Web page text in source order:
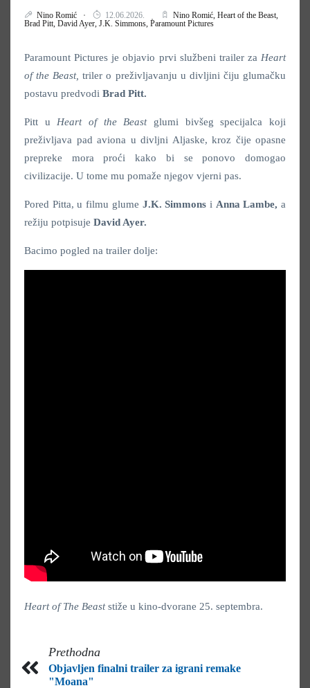
Nino Romić 12.06.2026. Nino Romić, Heart of the Beast,
Brad Pitt, David Ayer, J.K. Simmons, Paramount Pictures
Paramount Pictures je objavio prvi službeni trailer za Heart
of the Beast,triler o preživljavanju u divljini čiju glumačku
postavu predvodi Brad Pitt.
Pitt u Heart of the Beast glumi bivšeg specijalca koji
preživljava pad aviona u divljni Aljaske, kroz čije opasne
prepreke mora proći kako bi se ponovo domogao
civilizacije. U tome mu pomaže njegov vjerni pas.
Pored Pitta, u filmu glume J.K. Simmons i Anna Lambe,a
režiju potpisuje David Ayer.
Bacimo pogled na trailer dolje:
Heart of The Beaststiže u kino-dvorane 25. septembra.
Prethodna
Objavljen finalni trailer za igrani remake
"Moana"